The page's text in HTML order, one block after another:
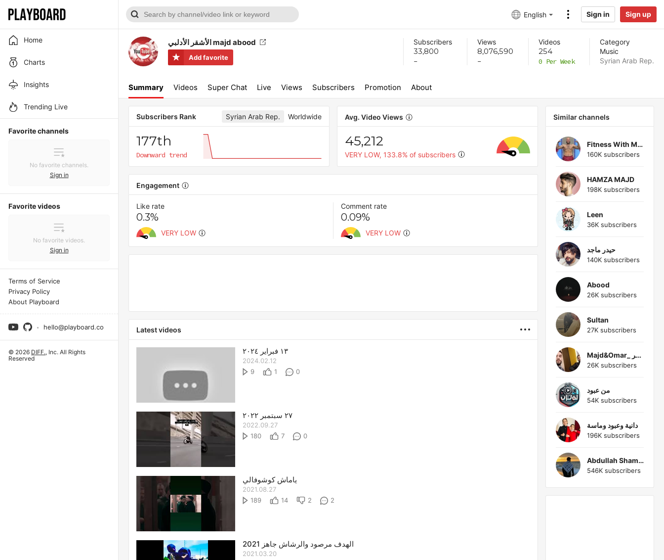
English Sign in Sign up
Home
Charts
Insights
Trending Live
Favorite channels
No favorite channels.
Sign in
Favorite videos
No favorite videos.
Sign in
Terms of Service
Privacy Policy
About Playboard
hello@playboard.co
© 2026 DIFF., Inc. All Rights
Reserved
الأشقر الأدلبي majd abood
Add favorite
Subscribers
33,800
-
Views
8,076,590
-
Videos
254
0 Per Week
Category
Music
Syrian Arab Rep.
Summary Videos Super Chat Live Views Subscribers Promotion About
Subscribers Rank Syrian Arab Rep. Worldwide
177th
Downward trend
Avg. Video Views
45,212
VERY LOW, 133.8% of subscribers
Engagement
Like rate
0.3%
VERY LOW
Comment rate
0.09%
VERY LOW
Latest videos
١٣ فبراير ٢٠٢٤
2024.02.12
9
1 0
٢٧ سبتمبر ٢٠٢٢
2022.09.27
180
7 0
ياماش كوشوفالي
2021.08.27
189
14 2 2
الهدف مرصود والرشاش جاهز 2021
2021.03.20
Similar channels
Fitness With Majd
160K subscribers
HAMZA MAJD
198K subscribers
Leen
36K subscribers
حيدر ماجد
140K subscribers
Abood
26K subscribers
Sultan
27K subscribers
Majd&Omar_ مجد&عمر
26K subscribers
من عبود
54K subscribers
دانية وعبود وماسة
196K subscribers
Abdullah Shamlakh
546K subscribers